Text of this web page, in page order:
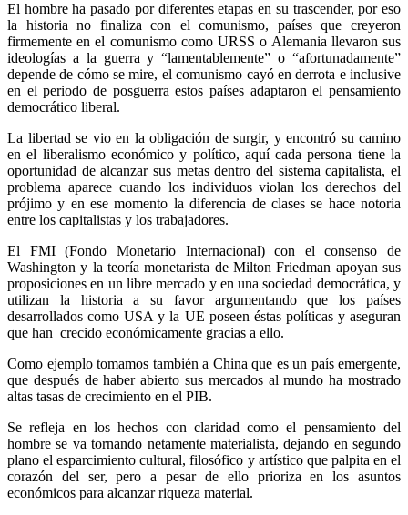
El hombre ha pasado por diferentes etapas en su trascender, por eso
la historia no finaliza con el comunismo, países que creyeron
firmemente en el comunismo como URSS o Alemania llevaron sus
ideologías a la guerra y “lamentablemente” o “afortunadamente”
depende de cómo se mire, el comunismo cayó en derrota e inclusive
en el periodo de posguerra estos países adaptaron el pensamiento
democrático liberal.
La libertad se vio en la obligación de surgir, y encontró su camino
en el liberalismo económico y político, aquí cada persona tiene la
oportunidad de alcanzar sus metas dentro del sistema capitalista, el
problema aparece cuando los individuos violan los derechos del
prójimo y en ese momento la diferencia de clases se hace notoria
entre los capitalistas y los trabajadores.
El FMI (Fondo Monetario Internacional) con el consenso de
Washington y la teoría monetarista de Milton Friedman apoyan sus
proposiciones en un libre mercado y en una sociedad democrática, y
utilizan la historia a su favor argumentando que los países
desarrollados como USA y la UE poseen éstas políticas y aseguran
que han crecido económicamente gracias a ello.
Como ejemplo tomamos también a China que es un país emergente,
que después de haber abierto sus mercados al mundo ha mostrado
altas tasas de crecimiento en el PIB.
Se refleja en los hechos con claridad como el pensamiento del
hombre se va tornando netamente materialista, dejando en segundo
plano el esparcimiento cultural, filosófico y artístico que palpita en el
corazón del ser, pero a pesar de ello prioriza en los asuntos
económicos para alcanzar riqueza material.